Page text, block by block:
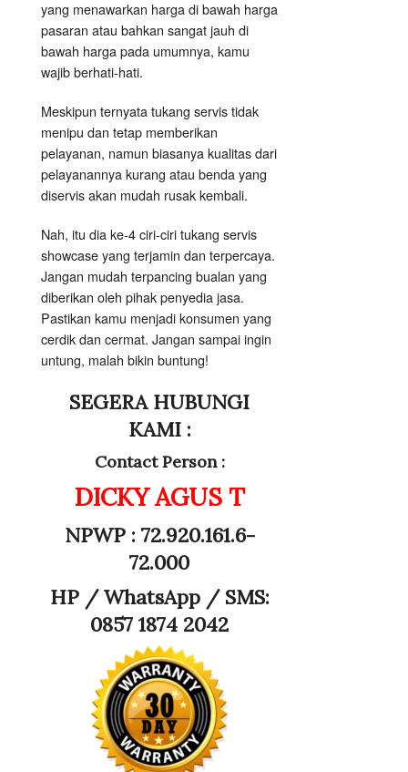
yang menawarkan harga di bawah harga
pasaran atau bahkan sangat jauh di
bawah harga pada umumnya, kamu
wajib berhati-hati.
Meskipun ternyata tukang servis tidak
menipu dan tetap memberikan
pelayanan, namun biasanya kualitas dari
pelayanannya kurang atau benda yang
diservis akan mudah rusak kembali.
Nah, itu dia ke-4 ciri-ciri tukang servis
showcase yang terjamin dan terpercaya.
Jangan mudah terpancing bualan yang
diberikan oleh pihak penyedia jasa.
Pastikan kamu menjadi konsumen yang
cerdik dan cermat. Jangan sampai ingin
untung, malah bikin buntung!
SEGERA HUBUNGI
KAMI :
Contact Person :
DICKY AGUS T
NPWP : 72.920.161.6-
72.000
HP /WhatsApp / SMS:
0857 1874 2042